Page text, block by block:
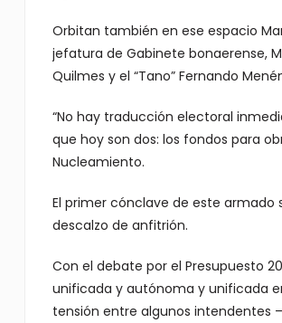
Orbitan también en ese espacio
jefatura de Gabinete bonaerense,
Quilmes y el “Tano” Fernando
“No hay traducción electoral
que hoy son dos: los fondos para
Nucleamiento.
El primer cónclave de este armado
descalzo de anfitrión.
Con el debate por el Presupuesto
unificada y autónoma y unificada
tensión entre algunos intendentes